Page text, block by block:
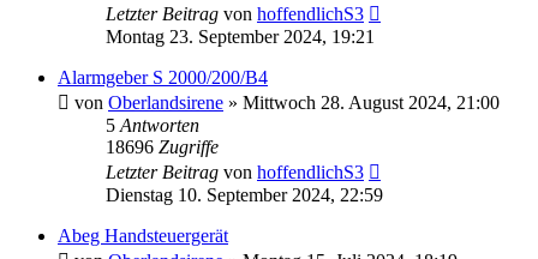
Letzter Beitrag von hoffendlichS3
Montag 23. September 2024, 19:21
Alarmgeber S 2000/200/B4
von Oberlandsirene » Mittwoch 28. August 2024, 21:00
5 Antworten
18696 Zugriffe
Letzter Beitrag von hoffendlichS3
Dienstag 10. September 2024, 22:59
Abeg Handsteuergerät